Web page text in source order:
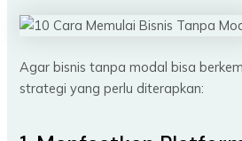
Agar bisnis tanpa modal bisa
strategi yang perlu diterapkan: